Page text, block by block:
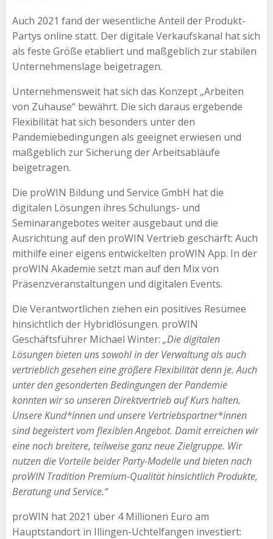
Auch 2021 fand der wesentliche Anteil der Produkt-
Partys online statt. Der digitale Verkaufskanal hat sich
als feste Größe etabliert und maßgeblich zur stabilen
Unternehmenslage beigetragen.
Unternehmensweit hat sich das Konzept „Arbeiten
von Zuhause“ bewährt. Die sich daraus ergebende
Flexibilität hat sich besonders unter den
Pandemiebedingungen als geeignet erwiesen und
maßgeblich zur Sicherung der Arbeitsabläufe
beigetragen.
Die proWIN Bildung und Service GmbH hat die
digitalen Lösungen ihres Schulungs- und
Seminarangebotes weiter ausgebaut und die
Ausrichtung auf den proWIN Vertrieb geschärft: Auch
mithilfe einer eigens entwickelten proWIN App. In der
proWIN Akademie setzt man auf den Mix von
Präsenzveranstaltungen und digitalen Events.
Die Verantwortlichen ziehen ein positives Resümee
hinsichtlich der Hybridlösungen. proWIN
Geschäftsführer Michael Winter: „Die digitalen
Lösungen bieten uns sowohl in der Verwaltung als auch
vertrieblich gesehen eine größere Flexibilität denn je. Auch
unter den gesonderten Bedingungen der Pandemie
konnten wir so unseren Direktvertrieb auf Kurs halten.
Unsere Kund*innen und unsere Vertriebspartner*innen
sind begeistert vom flexiblen Angebot. Damit erreichen wir
eine noch breitere, teilweise ganz neue Zielgruppe. Wir
nutzen die Vorteile beider Party-Modelle und bieten nach
proWIN Tradition Premium-Qualität hinsichtlich Produkte,
Beratung und Service.“
proWIN hat 2021 über 4 Millionen Euro am
Hauptstandort in Illingen-Uchtelfangen investiert: